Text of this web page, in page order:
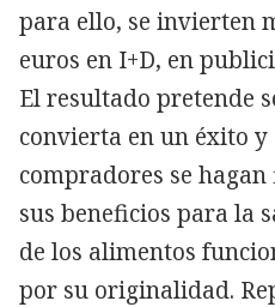
para ello, se invierten
euros en I+D, en
El resultado pretende
convierta en un éxito y
compradores se
sus beneficios para la
de los alimentos
por su originalidad.